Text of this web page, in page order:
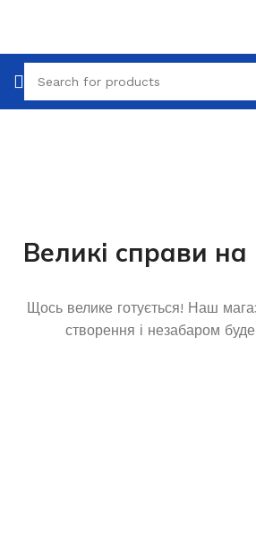
Великі справи на
Щось велике готується! Наш
створення і незабаром